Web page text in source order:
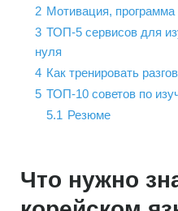
2 Мотивация,
3 ТОП-5 сервисов для
нуля
4 Как тренировать
5 ТОП-10 советов по
5.1 Резюме
Что нужно